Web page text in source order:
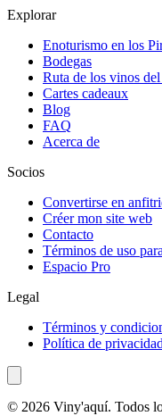
Explorar
Enoturismo en los
Bodegas
Ruta de los vinos
Cartes cadeaux
Blog
FAQ
Acerca de
Socios
Convertirse en
Créer mon site web
Contacto
Términos de uso
Espacio Pro
Legal
Términos y
Política de privacidad
© 2026 Viny'aquí. Todos